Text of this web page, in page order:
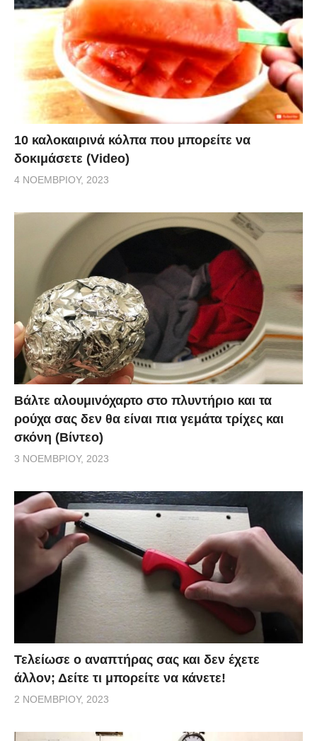
10 καλοκαιρινά κόλπα που μπορείτε να
δοκιμάσετε (Video)
4 ΝΟΕΜΒΡΊΟΥ, 2023
Βάλτε αλουμινόχαρτο στο πλυντήριο και τα
ρούχα σας δεν θα είναι πια γεμάτα τρίχες και
σκόνη (Βίντεο)
3 ΝΟΕΜΒΡΊΟΥ, 2023
Τελείωσε ο αναπτήρας σας και δεν έχετε
άλλον; Δείτε τι μπορείτε να κάνετε!
2 ΝΟΕΜΒΡΊΟΥ, 2023